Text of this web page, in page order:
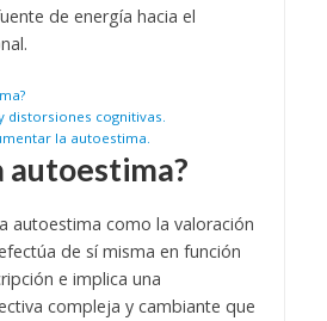
de energía hacia el
distorsiones cognitivas.
la autoestima.
autoestima?
autoestima como la valoración
de sí misma en función
e implica una
compleja y cambiante que